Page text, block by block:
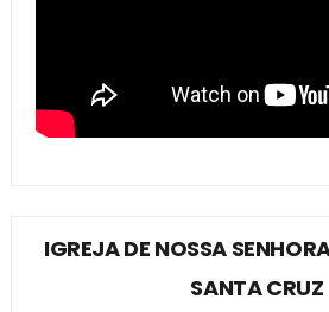
IGREJA DE NOSSA
SANTA CRUZ